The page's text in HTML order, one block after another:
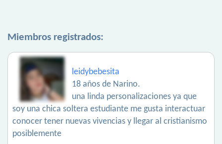
Miembros registrados:
leidybebesita
18 años de Narino.
una linda personalizaciones ya que
soy una chica soltera estudiante me gusta interactuar
conocer tener nuevas vivencias y llegar al cristianismo
posiblemente